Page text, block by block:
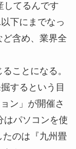
してるんです
下にまでなっ
含め、業界全
ことになる。
するという目
ン」が開催さ
はパソコンを使
のは『九州畳